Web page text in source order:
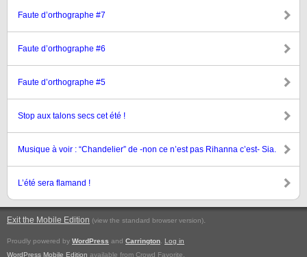
Faute d’orthographe #7
Faute d’orthographe #6
Faute d’orthographe #5
Stop aux talons secs cet été !
Musique à voir : “Chandelier” de -non ce n’est pas Rihanna c’est- Sia.
L’été sera flamand !
Exit the Mobile Edition (view the standard browser version).
Proudly powered by WordPress and Carrington
Log in
WordPress Mobile Edition available from Crowd Favorite.